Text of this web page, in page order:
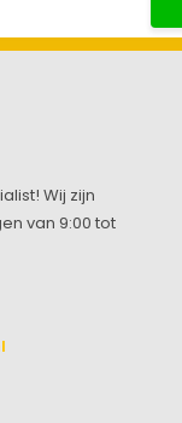
Wij zijn
van 9:00 tot